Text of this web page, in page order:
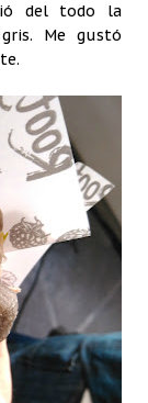
del todo la
Me gustó